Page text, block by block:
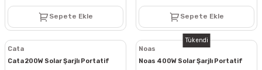
Sepete Ekle Sepete Ekle
Cata
Cata 200W Solar Şarjlı Portatif
Tükendi
Noas
Noas 400W Solar Şarjlı Portatif